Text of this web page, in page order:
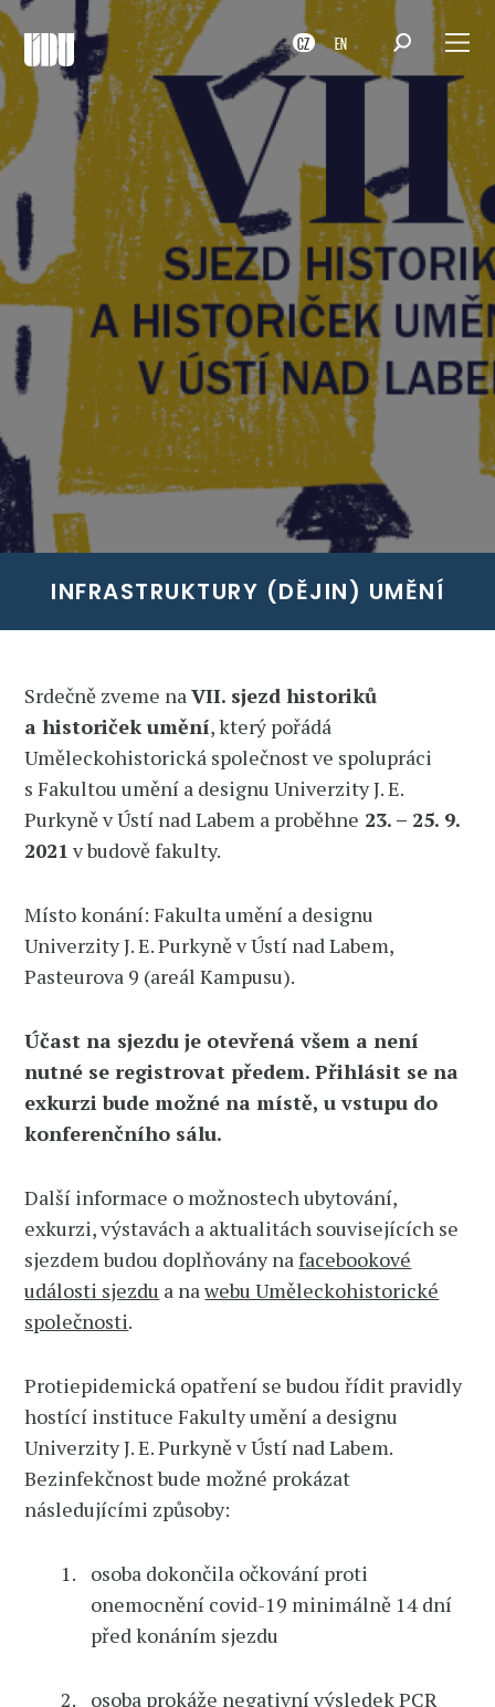
CZ EN
INFRASTRUKTURY (DĚJIN) UMĚNÍ
Srdečně zveme naVII. sjezd historiků
a historiček umění, který pořádá
Uměleckohistorická společnost ve spolupráci
s Fakultou umění a designu Univerzity J. E.
Purkyně v Ústí nad Labem a proběhne 23. – 25. 9.
2021 v budově fakulty.
Místo konání: Fakulta umění a designu
Univerzity J. E. Purkyně v Ústí nad Labem,
Pasteurova 9 (areál Kampusu).
Účast na sjezdu je otevřená všem a není
nutné se registrovat předem. Přihlásit se na
exkurzi bude možné na místě, u vstupu do
konferenčního sálu.
Další informace o možnostech ubytování,
exkurzi, výstavách a aktualitách souvisejících se
sjezdem budou doplňovány nafacebookové
události sjezdu a nawebu Uměleckohistorické
společnosti.
Protiepidemická opatření se budou řídit pravidly
hostící instituce Fakulty umění a designu
Univerzity J. E. Purkyně v Ústí nad Labem.
Bezinfekčnost bude možné prokázat
následujícími způsoby:
osoba dokončila očkování proti
onemocnění covid-19 minimálně 14 dní
před konáním sjezdu
osoba prokáže negativní výsledek PCR